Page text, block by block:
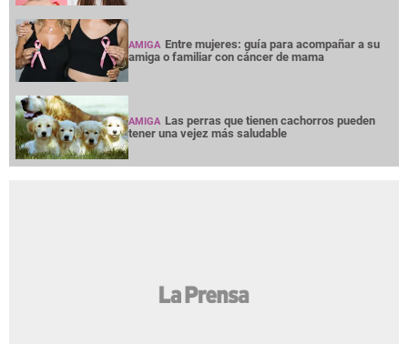
AMIGA Entre mujeres: guía para acompañar a su
amiga o familiar con cáncer de mama
AMIGA Las perras que tienen cachorros pueden
tener una vejez más saludable